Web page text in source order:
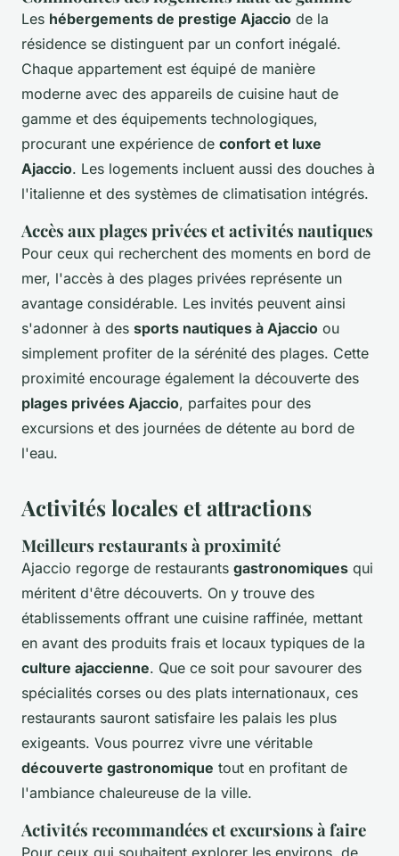
Les hébergements de prestige Ajaccio de la
résidence se distinguent par un confort inégalé.
Chaque appartement est équipé de manière
moderne avec des appareils de cuisine haut de
gamme et des équipements technologiques,
procurant une expérience de confort et luxe
Ajaccio. Les logements incluent aussi des douches à
l'italienne et des systèmes de climatisation intégrés.
Accès aux plages privées et activités nautiques
Pour ceux qui recherchent des moments en bord de
mer, l'accès à des plages privées représente un
avantage considérable. Les invités peuvent ainsi
s'adonner à des sports nautiques à Ajaccio ou
simplement profiter de la sérénité des plages. Cette
proximité encourage également la découverte des
plages privées Ajaccio, parfaites pour des
excursions et des journées de détente au bord de
l'eau.
Activités locales et attractions
Meilleurs restaurants à proximité
Ajaccio regorge de restaurants gastronomiques qui
méritent d'être découverts. On y trouve des
établissements offrant une cuisine raffinée, mettant
en avant des produits frais et locaux typiques de la
culture ajaccienne. Que ce soit pour savourer des
spécialités corses ou des plats internationaux, ces
restaurants sauront satisfaire les palais les plus
exigeants. Vous pourrez vivre une véritable
découverte gastronomique tout en profitant de
l'ambiance chaleureuse de la ville.
Activités recommandées et excursions à faire
Pour ceux qui souhaitent explorer les environs, de